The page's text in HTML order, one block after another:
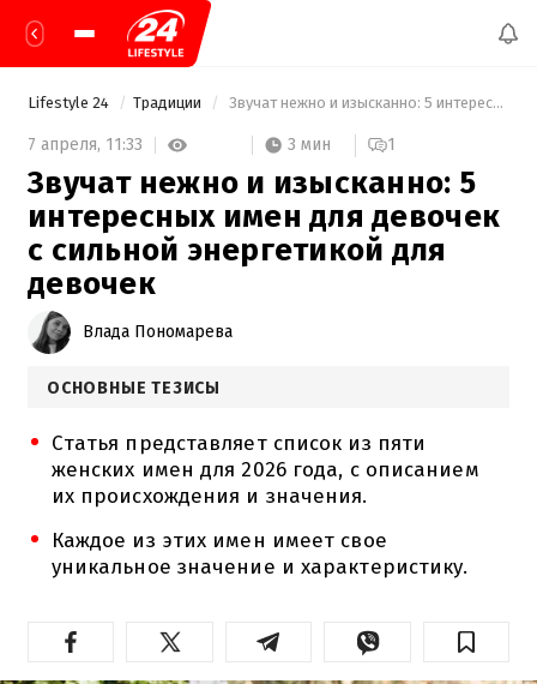
Lifestyle 24 Традиции Звучат нежно и изысканно: 5 интересных имен для девочек с сильной энергетикой для девочек
7 апреля, 11:33 3 мин 1
Звучат нежно и изысканно: 5
интересных имен для девочек
с сильной энергетикой для
девочек
Влада Пономарева
ОСНОВНЫЕ ТЕЗИСЫ
Статья представляет список из пяти
женских имен для 2026 года, с описанием
их происхождения и значения.
Каждое из этих имен имеет свое
уникальное значение и характеристику.